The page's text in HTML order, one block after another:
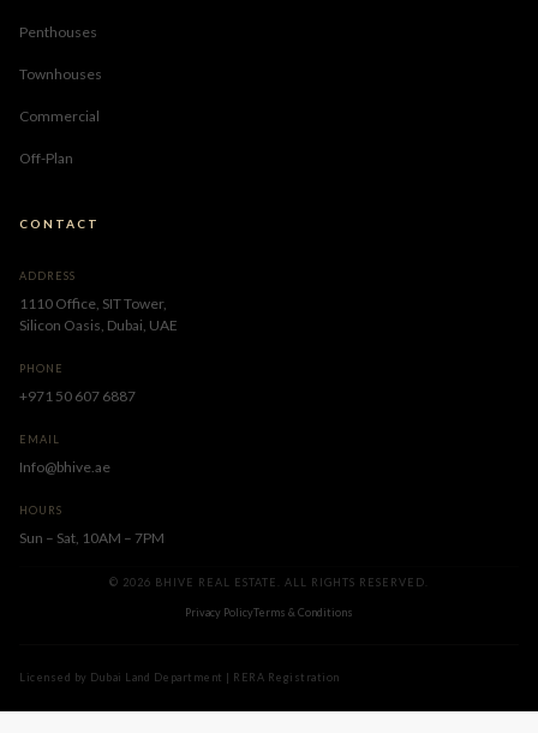
Penthouses
Townhouses
Commercial
Off-Plan
CONTACT
ADDRESS
1110 Office, SIT Tower,
Silicon Oasis, Dubai, UAE
PHONE
+971 50 607 6887
EMAIL
Info@bhive.ae
HOURS
Sun – Sat, 10AM – 7PM
© 2026 BHIVE REAL ESTATE. ALL RIGHTS RESERVED.
Privacy PolicyTerms & Conditions
Licensed by Dubai Land Department | RERA Registration